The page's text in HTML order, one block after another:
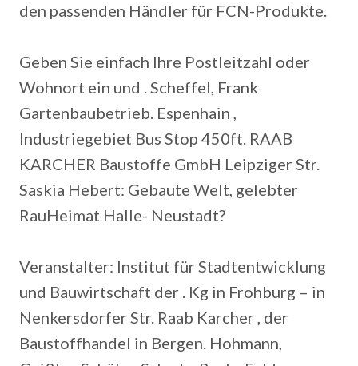
den passenden Händler für FCN-Produkte.
Geben Sie einfach Ihre Postleitzahl oder
Wohnort ein und . Scheffel, Frank
Gartenbaubetrieb. Espenhain ,
Industriegebiet Bus Stop 450ft. RAAB
KARCHER Baustoffe GmbH Leipziger Str.
Saskia Hebert: Gebaute Welt, gelebter
RauHeimat Halle- Neustadt?
Veranstalter: Institut für Stadtentwicklung
und Bauwirtschaft der . Kg in Frohburg – in
Nenkersdorfer Str. Raab Karcher , der
Baustoffhandel in Bergen. Hohmann,